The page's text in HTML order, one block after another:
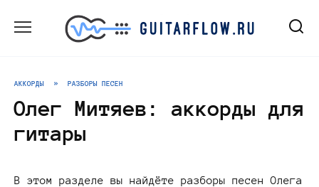
АККОРДЫ » РАЗБОРЫ ПЕСЕН
Олег Митяев: аккорды для
гитары
В этом разделе вы найдёте разборы песен Олега